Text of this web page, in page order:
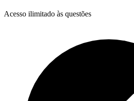
Acesso ilimitado às questões